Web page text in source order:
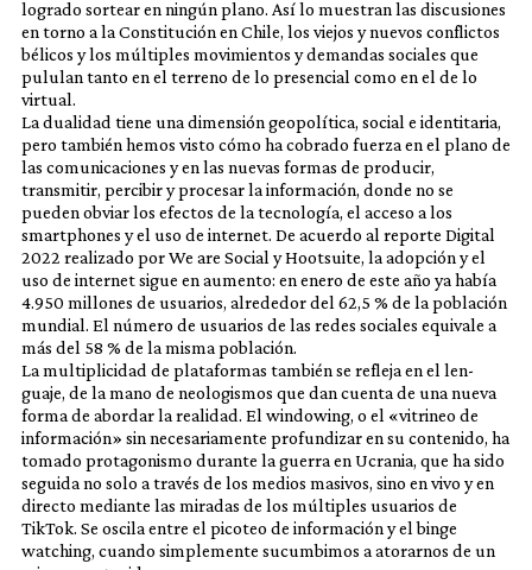
logrado sortear en ningún plano. Así lo muestran las discusiones
en torno a la Constitución en Chile, los viejos y nuevos conflictos
bélicos y los múltiples movimientos y demandas sociales que
pululan tanto en el terreno de lo presencial como en el de lo
virtual.
La dualidad tiene una dimensión geopolítica, social e identitaria,
pero también hemos visto cómo ha cobrado fuerza en el plano de
las comunicaciones y en las nuevas formas de producir,
transmitir, percibir y procesar la información, donde no se
pueden obviar los efectos de la tecnología, el acceso a los
smartphones y el uso de internet. De acuerdo al reporte Digital
2022 realizado por We are Social y Hootsuite, la adopción y el
uso de internet sigue en aumento: en enero de este año ya había
4.950 millones de usuarios, alrededor del 62,5 % de la población
mundial. El número de usuarios de las redes sociales equivale a
más del 58 % de la misma población.
La multiplicidad de plataformas también se refleja en el len-
guaje, de la mano de neologismos que dan cuenta de una nueva
forma de abordar la realidad. El windowing, o el «vitrineo de
información» sin necesariamente profundizar en su contenido, ha
tomado protagonismo durante la guerra en Ucrania, que ha sido
seguida no solo a través de los medios masivos, sino en vivo y en
directo mediante las miradas de los múltiples usuarios de
TikTok. Se oscila entre el picoteo de información y el binge
watching, cuando simplemente sucumbimos a atorarnos de un